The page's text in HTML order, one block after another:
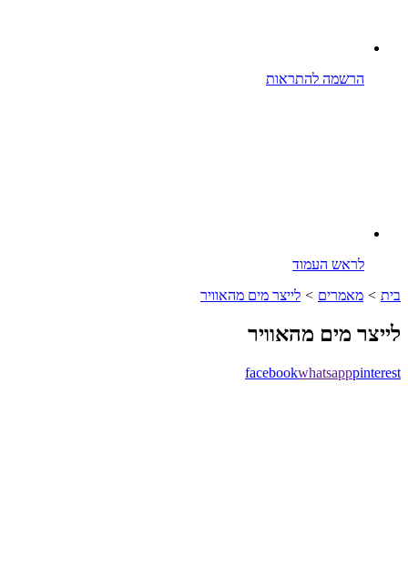
הרשמה להתראות
לראש העמוד
בית>מאמרים>לייצר מים מהאוויר
לייצר מים מהאוויר
facebookwhatsapppinterest